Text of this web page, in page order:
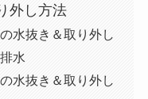
外し方法
水抜き＆取り外し
水
水抜き＆取り外し